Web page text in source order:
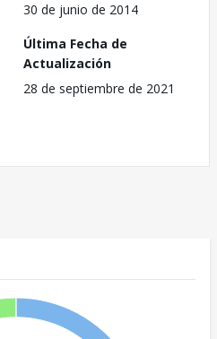
30 de junio de 2014
Última Fecha de
Actualización
28 de septiembre de 2021